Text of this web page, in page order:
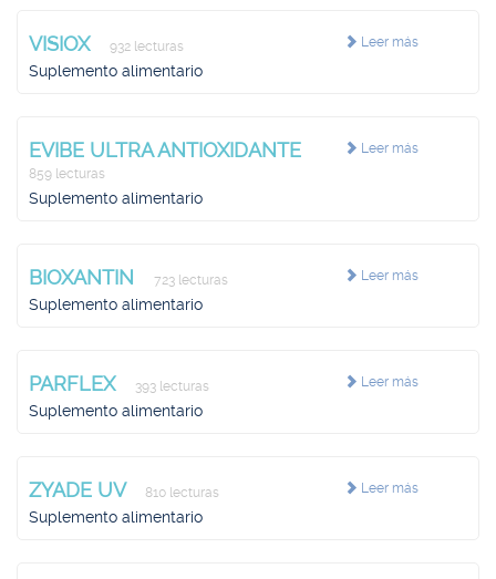
Leer más
VISIOX 932 lecturas
Suplemento alimentario
Leer más
EVIBE ULTRA ANTIOXIDANTE
859 lecturas
Suplemento alimentario
Leer más
BIOXANTIN 723 lecturas
Suplemento alimentario
Leer más
PARFLEX 393 lecturas
Suplemento alimentario
Leer más
ZYADE UV 810 lecturas
Suplemento alimentario